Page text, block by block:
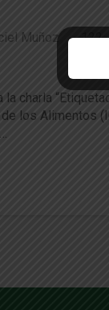
Muñoz 122
charla
los Alimentos